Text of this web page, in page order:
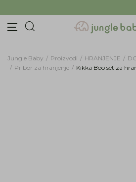
Jungle Baby Proizvodi HRANJENJE
Pribor za hranjenje
Kikka Boo set za
Prijavite se za novosti i
koji će saznati za naše
posebne